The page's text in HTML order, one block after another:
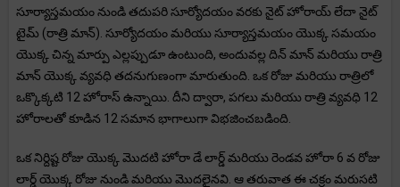
సూర్యాస్తమయం నుండి తదుపరి సూర్యోదయం వరకు నైట్ హోరాయ్ లేదా నైట్
టైమ్ (రాత్రి మాన్). సూర్యోదయం మరియు సూర్యాస్తమయం యొక్క సమయం
యొక్క చిన్న మార్పు ఎల్లప్పుడూ ఉంటుంది, అందువల్ల దిన్ మాన్ మరియు రాత్రి
మాన్ యొక్క వ్యవధి తదనుగుణంగా మారుతుంది. ఒక రోజు మరియు రాత్రిలో
ఒక్కొక్కటి 12 హోరాస్ ఉన్నాయి. దీని ద్వారా, పగలు మరియు రాత్రి వ్యవధి 12
హోరాలతో కూడిన 12 సమాన భాగాలుగా విభజించబడింది.
ఒక నిర్దిష్ట రోజు యొక్క మొదటి హోరా డే లార్డ్ మరియు రెండవ హోరా 6 వ రోజు
లార్డ్ యొక్క రోజు నుండి మరియు మొదలైనవి. ఆ తరువాత ఈ చక్రం మరుసటి